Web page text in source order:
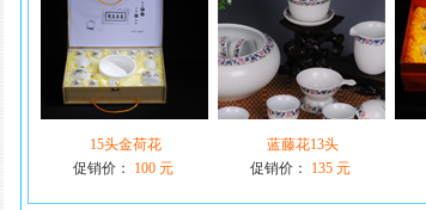
15头金荷花
促销价：
100 元
蓝藤花13头
促销价：
135 元